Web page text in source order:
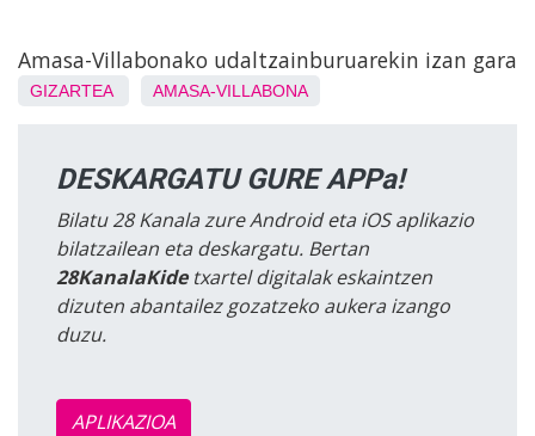
Amasa-Villabonako udaltzainburuarekin izan gara
GIZARTEA AMASA-VILLABONA
DESKARGATU GURE APPa!
Bilatu 28 Kanala zure Android eta iOS aplikazio
bilatzailean eta deskargatu. Bertan
28KanalaKidetxartel digitalak eskaintzen
dizuten abantailez gozatzeko aukera izango
duzu.
APLIKAZIOA